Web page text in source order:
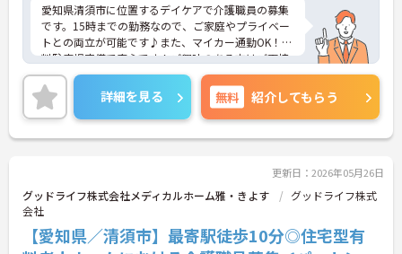
愛知県清須市に位置するデイケアで介護職員の募集
です。15時までの勤務なので、ご家庭やプライベー
トとの両立が可能です♪また、マイカー通勤OK！無
料駐車場完備で安心です！ご興味のある方はご面接
のポイントお伝えしますのでご気軽にお問い合わせ
ください。
詳細を見る 無料 紹介してもらう
更新日：2026年05月26日
グッドライフ株式会社メディカルホーム雅・きよす
グッドライフ株式
会社
【愛知県／清須市】最寄駅徒歩10分◎住宅型有